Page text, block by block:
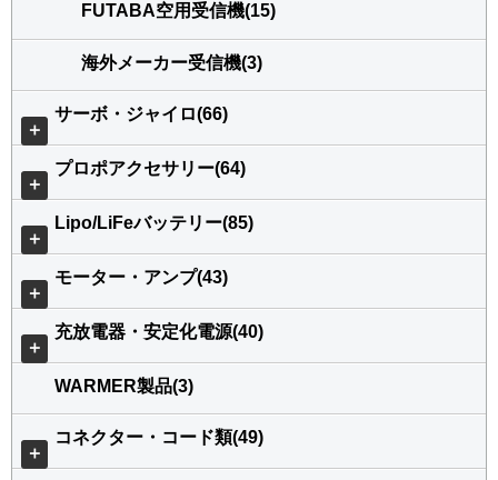
FUTABA空用受信機(15)
海外メーカー受信機(3)
＋
サーボ・ジャイロ(66)
＋
プロポアクセサリー(64)
＋
Lipo/LiFeバッテリー(85)
＋
モーター・アンプ(43)
＋
充放電器・安定化電源(40)
WARMER製品(3)
＋
コネクター・コード類(49)